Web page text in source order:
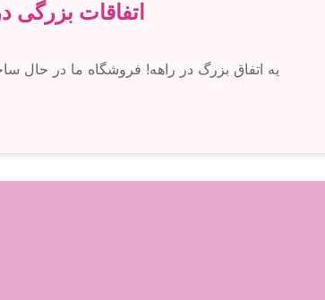
اتفاقات بزرگی
یه اتفاق بزرگ در راهه! فروشگاه ما در حال